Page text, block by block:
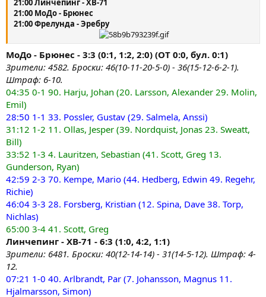
21:00 Линчепинг - ХВ-71
21:00 МоДо - Брюнес
21:00 Фрелунда - Эребру
МоДо - Брюнес - 3:3 (0:1, 1:2, 2:0) (ОТ 0:0, бул. 0:1)
Зрители: 4582. Броски: 46(10-11-20-5-0) - 36(15-12-6-2-1).
Штраф: 6-10.
04:35 0-1 90. Harju, Johan (20. Larsson, Alexander 29. Molin,
Emil)
28:50 1-1 33. Possler, Gustav (29. Salmela, Anssi)
31:12 1-2 11. Ollas, Jesper (39. Nordquist, Jonas 23. Sweatt,
Bill)
33:52 1-3 4. Lauritzen, Sebastian (41. Scott, Greg 13.
Gunderson, Ryan)
42:59 2-3 70. Kempe, Mario (44. Hedberg, Edwin 49. Regehr,
Richie)
46:04 3-3 28. Forsberg, Kristian (12. Spina, Dave 38. Torp,
Nichlas)
65:00 3-4 41. Scott, Greg
Линчепинг - ХВ-71 - 6:3 (1:0, 4:2, 1:1)
Зрители: 6481. Броски: 40(12-14-14) - 31(14-5-12). Штраф: 4-
12.
07:21 1-0 40. Arlbrandt, Par (7. Johansson, Magnus 11.
Hjalmarsson, Simon)